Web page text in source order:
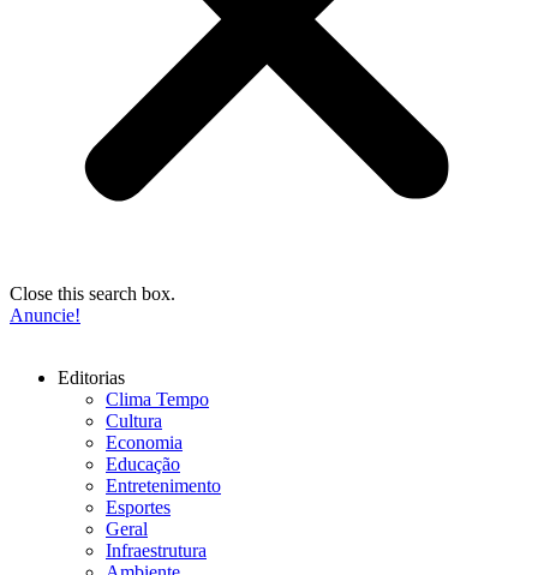
Close this search box.
Anuncie!
Editorias
Clima Tempo
Cultura
Economia
Educação
Entretenimento
Esportes
Geral
Infraestrutura